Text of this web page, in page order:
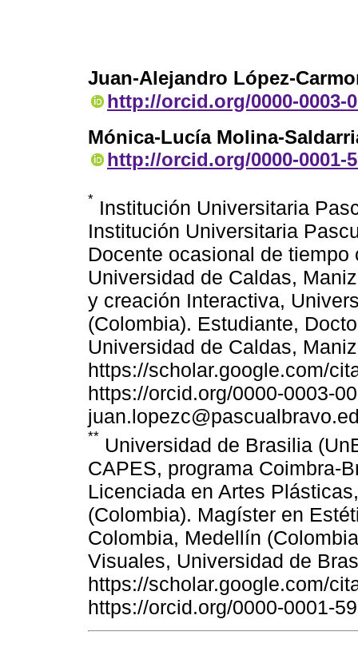
Juan-Alejandro López-
http://orcid.org/0000-0003-
Mónica-Lucía Molina-
http://orcid.org/0000-0001-
* Institución Universitaria
Institución Universitaria
Docente ocasional de
Universidad de Caldas,
y creación Interactiva,
(Colombia). Estudiante,
Universidad de Caldas,
https://scholar.google.com/
https://orcid.org/0000-0003-
** Universidad de Brasilia
CAPES, programa Coimbra-
Licenciada en Artes
(Colombia). Magíster en
Colombia, Medellín
Visuales, Universidad de
https://scholar.google.com/
https://orcid.org/0000-0001-